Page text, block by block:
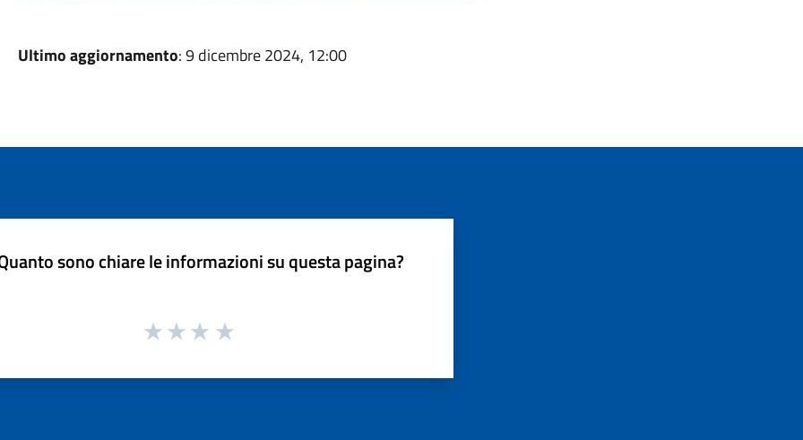
Ultimo aggiornamento: 9 dicembre 2024, 12:00
sono chiare le informazioni su questa pagina?